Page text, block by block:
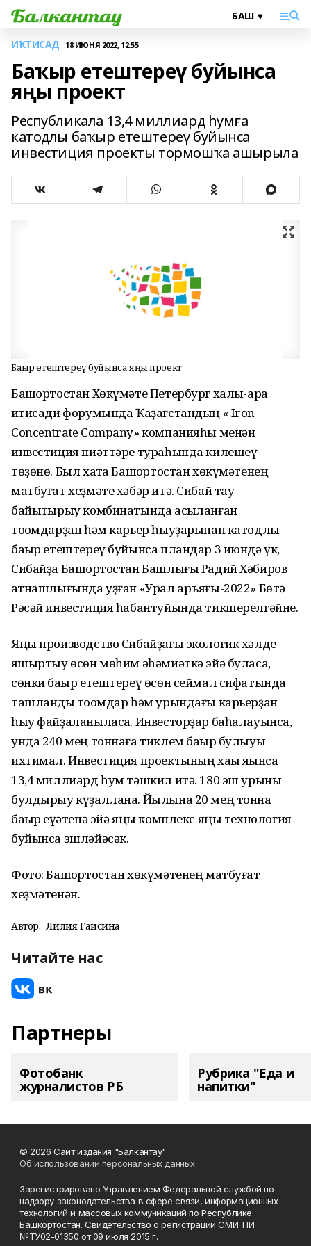
ИҠТИСАД 18 ИЮНЯ 2022, 12:55
Баҡыр етештереү буйынса
яңы проект
Республикала 13,4 миллиард һумға
катодлы баҡыр етештереү буйынса
инвестиция проекты тормошҡа ашырыла
Баҡыр етештереү буйынса яңы проект
Башҡортостан Хөкүмәте Петербург халыҡ-ара
иҡтисади форумында Ҡаҙағстандың « Iron
Concentrate Company» компанияһы менән
инвестиция ниәттәре тураһында килешеү
төҙөнө. Был хаҡта Башҡортостан хөкүмәтенең
матбуғат хеҙмәте хәбәр итә. Сибай тау-
байыҡтырыу комбинатында асыҡланған
тоҡомдарҙан һәм карьер һыуҙарынан катодлы
баҡыр етештереү буйынса пландар 3 июндә үк,
Сибайҙа Башҡортостан Башлығы Радий Хәбиров
ҡатнашлығында уҙған «Урал аръяғы-2022» Бөтә
Рәсәй инвестиция һабантуйында тикшерелгәйне.
Яңы производство Сибайҙағы экологик хәлде
яҡшыртыу өсөн мөһим әһәмиәткә эйә буласаҡ,
сөнки баҡыр етештереү өсөн сеймал сифатында
ташландыҡ тоҡомдар һәм урындағы карьерҙан
һыу файҙаланыласаҡ. Инвесторҙар баһалауынса,
унда 240 мең тоннаға тиклем баҡыр булыуы
ихтимал. Инвестиция проектының хаҡы яҡынса
13,4 миллиард һум тәшкил итә. 180 эш урыны
булдырыу күҙаллана. Йылына 20 мең тонна
баҡыр ҡеүәтенә эйә яңы комплекс яңы технология
буйынса эшләйәсәк.
Фото: Башҡортостан хөкүмәтенең матбуғат
хеҙмәтенән.
Автор: Лилия Гайсина
Читайте нас
Партнеры
Фотобанк
журналистов РБ
Рубрика "Еда и
напитки"
© 2026 Сайт издания "Балкантау"
Об использовании персональных данных
Зарегистрировано Управлением Федеральной службой по
надзору законодательства в сфере связи, информационных
технологий и массовых коммуникаций по Республике
Башкортостан. Свидетельство о регистрации СМИ: ПИ
№ТУ02-01350 от 09 июля 2015 г.